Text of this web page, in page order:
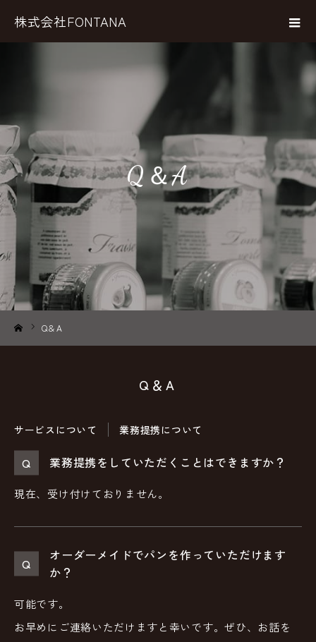
株式会社FONTANA
Q＆A
Q＆A
Q＆A
サービスについて 業務提携について
業務提携をしていただくことはできますか？
現在、受け付けておりません。
オーダーメイドでパンを作っていただけます
か？
可能です。
お早めにご連絡いただけますと幸いです。ぜひ、お話を